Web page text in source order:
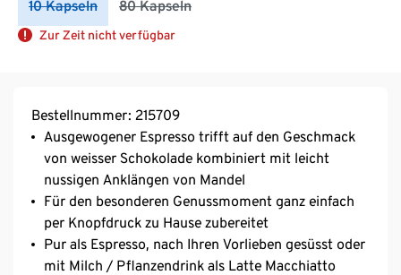
10 Kapseln 80 Kapseln
Zur Zeit nicht verfügbar
Bestellnummer: 215709
Ausgewogener Espresso trifft auf den Geschmack
von weisser Schokolade kombiniert mit leicht
nussigen Anklängen von Mandel
Für den besonderen Genussmoment ganz einfach
per Knopfdruck zu Hause zubereitet
Pur als Espresso, nach Ihren Vorlieben gesüsst oder
mit Milch / Pflanzendrink als Latte Macchiatto